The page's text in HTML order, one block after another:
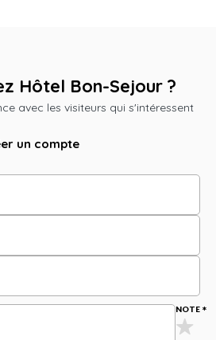
Hôtel Bon-Sejour ?
avec les visiteurs qui s'intéressent
un compte
NOTE